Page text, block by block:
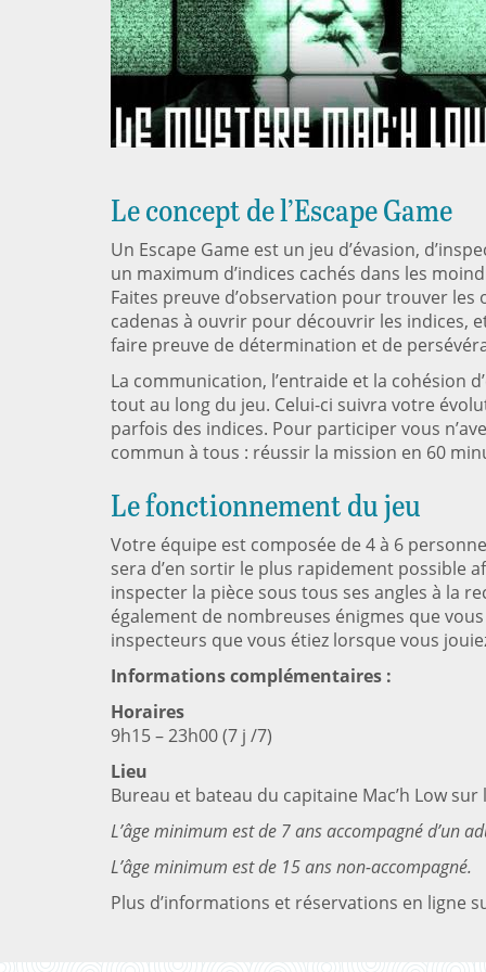
Le concept de l’Escape Game
Un Escape Game est un jeu d’évasion,
un maximum d’indices cachés dans les
Faites preuve d’observation pour trouver
cadenas à ouvrir pour découvrir les indices,
faire preuve de détermination et de
La communication, l’entraide et la cohésion
tout au long du jeu. Celui-ci suivra votre
parfois des indices. Pour participer vous
commun à tous : réussir la mission en 60
Le fonctionnement du jeu
Votre équipe est composée de 4 à 6
sera d’en sortir le plus rapidement possible
inspecter la pièce sous tous ses angles à la
également de nombreuses énigmes que
inspecteurs que vous étiez lorsque vous
Informations complémentaires :
Horaires
9h15 – 23h00 (7 j /7)
Lieu
Bureau et bateau du capitaine Mac’h Low
L’âge minimum est de 7 ans accompagné d’un
L’âge minimum est de 15 ans non-accompagné.
Plus d’informations et réservations en ligne